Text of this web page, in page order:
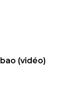
(vidéo)